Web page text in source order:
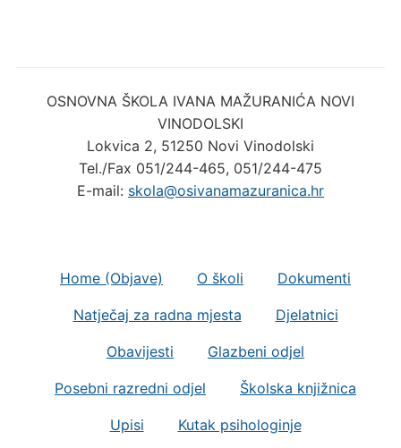
OSNOVNA ŠKOLA IVANA MAŽURANIĆA NOVI
VINODOLSKI
Lokvica 2, 51250 Novi Vinodolski
Tel./Fax 051/244-465, 051/244-475
E-mail: skola@osivanamazuranica.hr
Home (Objave) O školi Dokumenti
Natječaj za radna mjesta Djelatnici
Obavijesti Glazbeni odjel
Posebni razredni odjel Školska knjižnica
Upisi Kutak psihologinje